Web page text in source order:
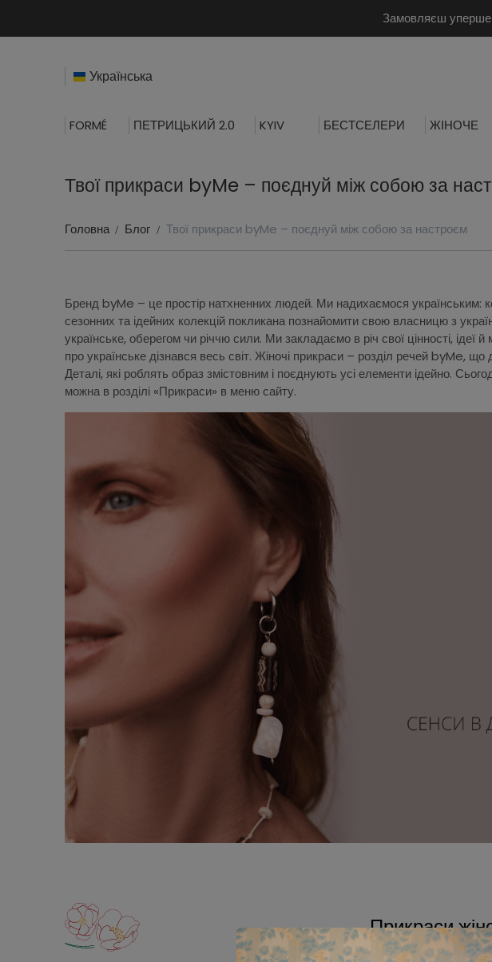
Замовляєш уперше
Українська
FORMÉ ПЕТРИЦЬКИЙ 2.0 KYIV БЕСТСЕЛЕРИ ЖІНОЧЕ
Твої прикраси byMe – поєднуй між собою за
Головна Блог Твої прикраси byMe – поєднуй між собою за настроєм
Бренд byMe – це простір натхненних людей. Ми надихаємося українським:
сезонних та ідейних колекцій покликана познайомити свою власницю з
українське, оберегом чи річчю сили. Ми закладаємо в річ свої цінності,
про українське дізнався весь світ. Жіночі прикраси – розділ речей byMe,
Деталі, які роблять образ змістовним і поєднують усі елементи ідейно.
можна в розділі «Прикраси» в меню сайту.
Прикраси